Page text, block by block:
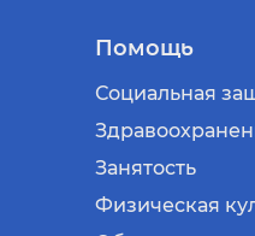
Помощь
Социальная
Занятость
Физическая